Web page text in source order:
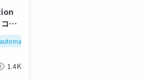
ン
な
ン
automation
1.4K